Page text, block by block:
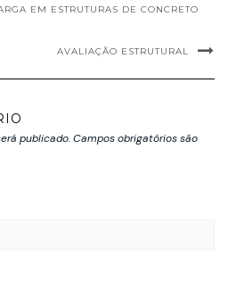
EM ESTRUTURAS DE CONCRETO
AVALIAÇÃO ESTRUTURAL
publicado.Campos obrigatórios são